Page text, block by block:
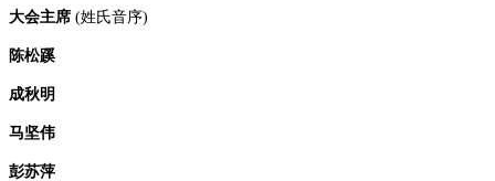
大会主席 (姓氏音序)
陈松蹊
成秋明
马坚伟
彭苏萍